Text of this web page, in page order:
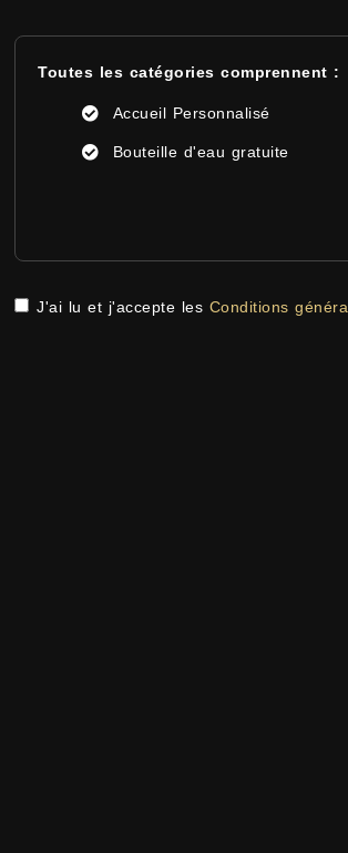
Toutes les catégories comprennent :
Accueil Personnalisé
Bouteille d'eau gratuite
J'ai lu et j'accepte les Conditions